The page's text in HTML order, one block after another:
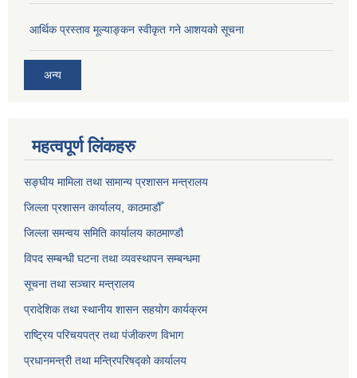
आर्थिक प्रस्ताव मूल्याङ्कन स्वीकृत गने आशयको सूचना
अन्य
महत्वपूर्ण लिंकहरु
सङ्‍घीय मामिला तथा सामान्य प्रशासन मन्त्रालय
जिल्ला प्रशासन कार्यालय, काठमाडौँ
जिल्ला समन्वय समिति कार्यालय काठमाण्ड‌ौ
विपद सम्बन्धी घटना तथा व्यवस्थापन सम्बन्धमा
सूचना तथा सञ्चार मन्त्रालय
प्रादेशिक तथा स्थानीय शासन सहयोग कार्यक्रम
राष्ट्रिय परिचयपत्र तथा पंजीकरण विभाग
प्रधानमन्त्री तथा मन्त्रिपरिषद्को कार्यालय